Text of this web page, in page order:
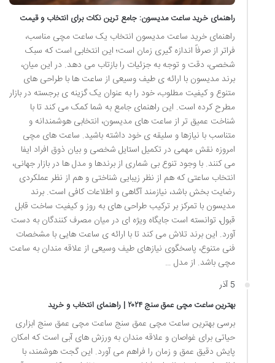
راهنمای خرید ساعت مدیسون: جامع ترین نکات برای انتخاب و قیمت
راهنمای خرید ساعت مدیسون انتخاب یک ساعت مچی مناسب،
فراتر از صرفاً اندازه گیری زمان است؛ این انتخابی است که سبک
شخصی، دقت و توجه به جزئیات را بازتاب می دهد. در این میان،
برند مدیسون با ارائه ی طیف وسیعی از ساعت ها با طراحی های
متنوع و کیفیت مطلوب، خود را به عنوان یک گزینه ی برجسته در بازار
مطرح کرده است. این راهنمای جامع به شما کمک می کند تا با
شناخت عمیق تر از ساعت های مدیسون، انتخابی هوشمندانه و
متناسب با نیازها و سلیقه ی خود داشته باشید. ساعت های مچی
امروزه نقش مهمی در تکمیل استایل شخصی و بیان ذوق افراد ایفا
می کنند. با وجود تنوع بی شماری از برندها و مدل ها در بازار جهانی،
انتخاب ساعتی که هم از نظر زیبایی شناختی و هم از نظر عملکردی
رضایت بخش باشد، نیازمند آگاهی و اطلاعات کافی است. برند
مدیسون با تمرکز بر ترکیب طراحی های به روز و کیفیت ساخت قابل
قبول، توانسته است جایگاه ویژه ای در میان مصرف کنندگان به دست
آورد. این برند تلاش می کند تا با ارائه ی ساعت هایی با مشخصات
فنی متنوع، پاسخگوی نیازهای طیف وسیعی از علاقه مندان به ساعت
مچی باشد. از مدل …
5 آذر
بهترین ساعت مچی عمق سنج ۲۰۲۴ | راهنمای انتخاب و خرید
برسی بهترین ساعت مچی عمق سنج ساعت مچی عمق سنج ابزاری
حیاتی برای غواصان و علاقه مندان به ورزش های آبی است که امکان
پایش دقیق عمق و زمان را فراهم می آورد. این گجت هوشمند، با